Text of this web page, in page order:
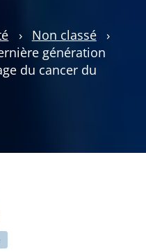
› Non classé
›
génération
du cancer du